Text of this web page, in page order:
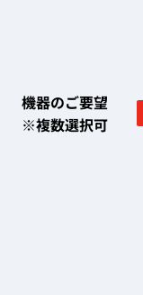
機器のご要望
※複数選択可